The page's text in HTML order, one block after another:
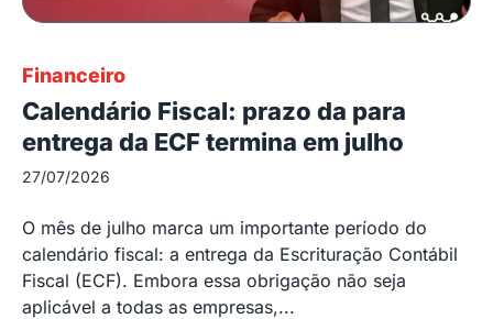
Financeiro
Calendário Fiscal: prazo da para
entrega da ECF termina em julho
27/07/2026
O mês de julho marca um importante período do
calendário fiscal: a entrega da Escrituração Contábil
Fiscal (ECF). Embora essa obrigação não seja
aplicável a todas as empresas,...